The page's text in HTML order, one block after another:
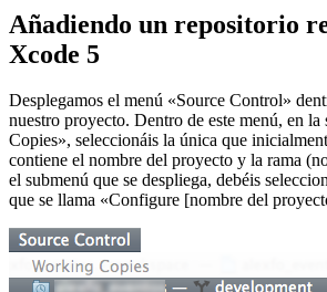
Añadiendo un repositorio
Xcode 5
Desplegamos el menú «Source Control»
nuestro proyecto. Dentro de este menú, en
Copies», seleccionáis la única que
contiene el nombre del proyecto y la rama
el submenú que se despliega, debéis
que se llama «Configure [nombre del